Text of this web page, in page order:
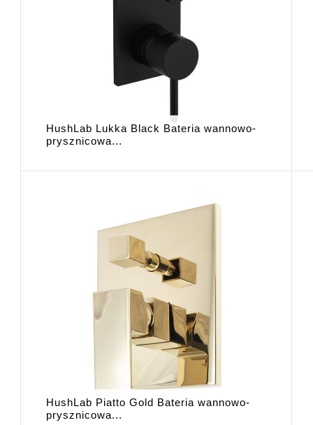
HushLab Lukka Black Bateria wannowo-
prysznicowa...
HushLab Piatto Gold Bateria wannowo-
prysznicowa...